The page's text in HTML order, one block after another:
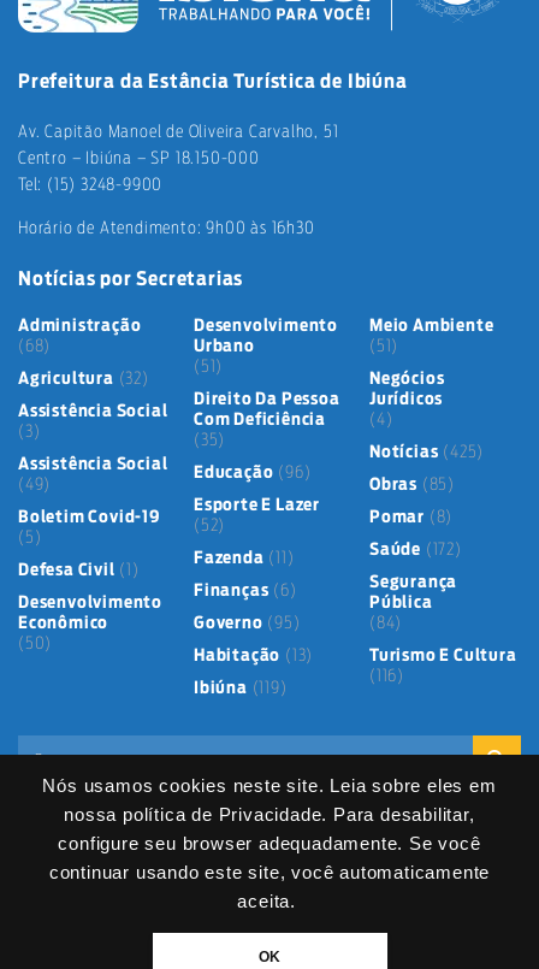
Nós usamos cookies neste site. Leia sobre eles em
nossa política de Privacidade. Para desabilitar,
configure seu browser adequadamente. Se você
continuar usando este site, você automaticamente
aceita.
OK
Prefeitura da Estância Turística de Ibiúna
Av. Capitão Manoel de Oliveira Carvalho, 51
Centro – Ibiúna – SP 18.150-000
Tel: (15) 3248-9900
Horário de Atendimento: 9h00 às 16h30
Notícias por Secretarias
Administração
(68)
Agricultura (32)
Assistência Social
(3)
Assistência Social
(49)
Boletim Covid-19
(5)
Defesa Civil (1)
Desenvolvimento
Econômico
(50)
Desenvolvimento
Urbano
(51)
Direito Da Pessoa
Com Deficiência
(35)
Educação (96)
Esporte E Lazer
(52)
Fazenda (11)
Finanças (6)
Governo (95)
Habitação (13)
Ibiúna (119)
Meio Ambiente
(51)
Negócios
Jurídicos
(4)
Notícias (425)
Obras (85)
Pomar (8)
Saúde (172)
Segurança
Pública
(84)
Turismo E Cultura
(116)
Mapa do Site Política de Privacidade
Termos de Uso
Serviços Digitais